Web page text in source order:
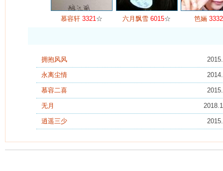
慕容轩 3321☆ 六月飘雪 6015☆ 笆婳 3332
拥抱风风
永离尘情
慕容二喜
无月
逍遥三少